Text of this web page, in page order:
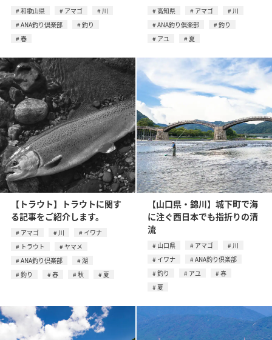
和歌山県 アマゴ
川
ANA釣り倶楽部
釣り
春
高知県 アマゴ
川
ANA釣り倶楽部
釣り
アユ
夏
【トラウト】トラウトに関す
る記事をご紹介します。
アマゴ 川
イワナ
トラウト
ヤマメ
ANA釣り倶楽部
湖
釣り
春 秋 夏
【山口県・錦川】城下町で海
に注ぐ西日本でも指折りの清
流
山口県 アマゴ
川
イワナ
ANA釣り倶楽部
釣り
アユ
春
夏